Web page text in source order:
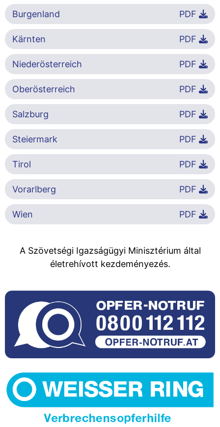
Burgenland PDF
Kärnten PDF
Niederösterreich PDF
Oberösterreich PDF
Salzburg PDF
Steiermark PDF
Tirol PDF
Vorarlberg PDF
Wien PDF
A Szövetségi Igazságügyi Minisztérium által
életrehívott kezdeményezés.